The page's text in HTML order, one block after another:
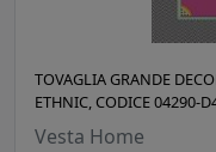
TOVAGLIA GRANDE
ETHNIC, CODICE 04290-
Vesta Home